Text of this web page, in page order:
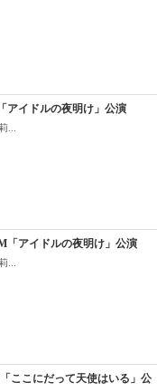
アイドルの夜明け」公演
...
「アイドルの夜明け」公演
...
ここにだって天使はいる」公